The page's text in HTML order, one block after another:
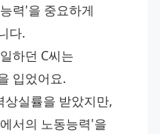
력'을 중요하게
다.
하던 C씨는
입었어요.
상실률을 받았지만,
서의 노동능력'을